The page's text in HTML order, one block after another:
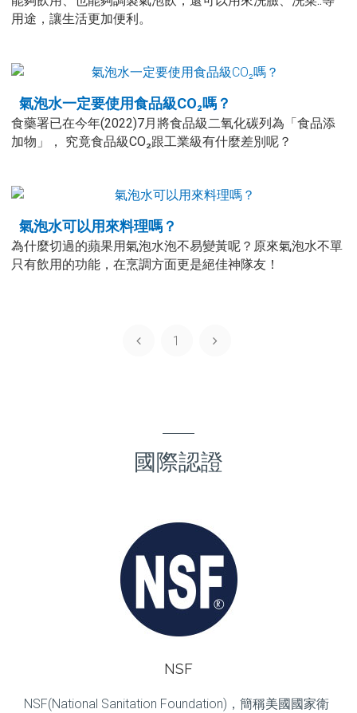
用途，讓生活更加便利。
氣泡水一定要使用食品級CO₂嗎？
食藥署已在今年(2022)7月將食品級二氧化碳列為「食品添
加物」， 究竟食品級CO₂跟工業級有什麼差別呢？
氣泡水可以用來料理嗎？
為什麼切過的蘋果用氣泡水泡不易變黃呢？原來氣泡水不單
只有飲用的功能，在烹調方面更是絕佳神隊友！
1
國際認證
NSF
NSF(National Sanitation Foundation)，簡稱美國國家衛